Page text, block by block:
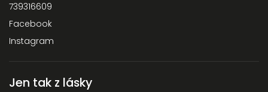
739316609
Facebook
Instagram
Jen tak z lásky